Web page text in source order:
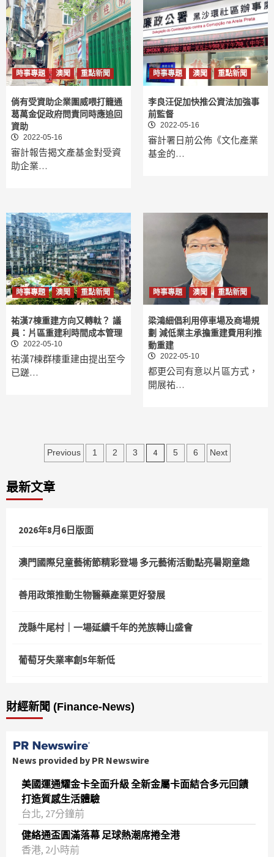
時事專題 澳聞 重點新聞
倘有受資助企業圍威喂打籠通
葛萬金促政府問責同時應追回
資助
2022-05-16
審計報告揭文產基金對受資
助企業…
時事專題 澳聞 重點新聞
李良汪促加快推公資法加強事
前監督
2022-05-16
審計署日前公佈《文化產業
基金的…
時事專題 澳聞 重點新聞
祐漢7棟重建方向又轉軚？ 議
員：片區重建利時間成本管理
2022-05-10
祐漢7棟群樓重建由提出至今
已蹉…
時事專題 澳聞 重點新聞
梁鴻細倡利用停車場及商場規
劃 減低業主承擔重建費用利推
動重建
2022-05-10
都更公司有意以片區方式，
開展祐…
文
分
Previous 1 2 3 4 5 6 Next
最新文章
2026年8月6日版面
澳門國際兒童藝術節精彩登場 多元藝術活動點亮暑期童趣
善用政策推動生物醫藥產業更好發展
茂縣牛尾村｜一場延續千年的羌族轉山盛會
葡萄牙失業率創5年新低
財經新聞 (Finance-News)
News provided by PR Newswire
美國運通耀金卡全面升級 全新金屬卡面結合多元回饋
打造質感生活體驗
台北, 27分鐘前
健絡通盃圓滿落幕 足球熱潮席捲全港
香港, 2小時前